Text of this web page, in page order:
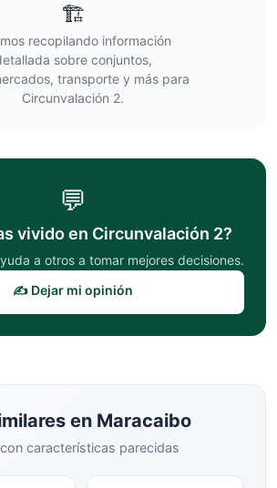
🏗️
recopilando información
sobre conjuntos,
transporte y más para
Circunvalación 2.
💬
vivido en Circunvalación 2?
a otros a tomar mejores decisiones.
✍️ Dejar mi opinión
en Maracaibo
características parecidas